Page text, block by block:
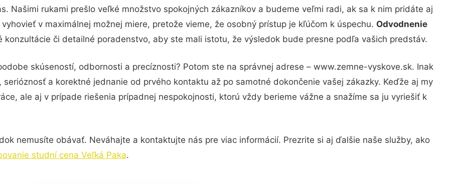
Našimi rukami prešlo veľké množstvo spokojných zákazníkov a budeme veľmi radi, ak sa k nim pridáte aj
v maximálnej možnej miere, pretože vieme, že osobný prístup je kľúčom k úspechu. Odvodnenie
konzultácie či detailné poradenstvo, aby ste mali istotu, že výsledok bude presne podľa vašich predstáv.
skúseností, odbornosti a precíznosti? Potom ste na správnej adrese – www.zemne-vyskove.sk. Inak
a korektné jednanie od prvého kontaktu až po samotné dokončenie vašej zákazky. Keďže aj my
ale aj v prípade riešenia prípadnej nespokojnosti, ktorú vždy berieme vážne a snažíme sa ju vyriešiť k
nemusíte obávať. Neváhajte a kontaktujte nás pre viac informácií. Prezrite si aj ďalšie naše služby, ako
studní cena Veľká Paka.